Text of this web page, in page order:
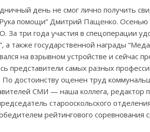
день не смог лично получить
помощи” Дмитрий Пащенко. Осенью
За три года участия в спецоперации
а также государственной награды
на взрывном устройстве и сейчас
представители самых разных
По достоинству оценен труд
СМИ — наша коллега,
старооскольского
рейтингового соревнования